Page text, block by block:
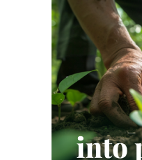
GOLD STANDARD
GREEN EARTH
GROENE
KLARNA
LATIJNS-
LOKALE